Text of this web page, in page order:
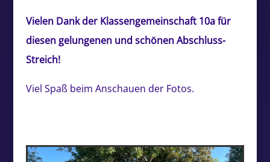
Vielen Dank der Klassengemeinschaft 10a für
diesen gelungenen und schönen Abschluss-
Streich!
Viel Spaß beim Anschauen der Fotos.